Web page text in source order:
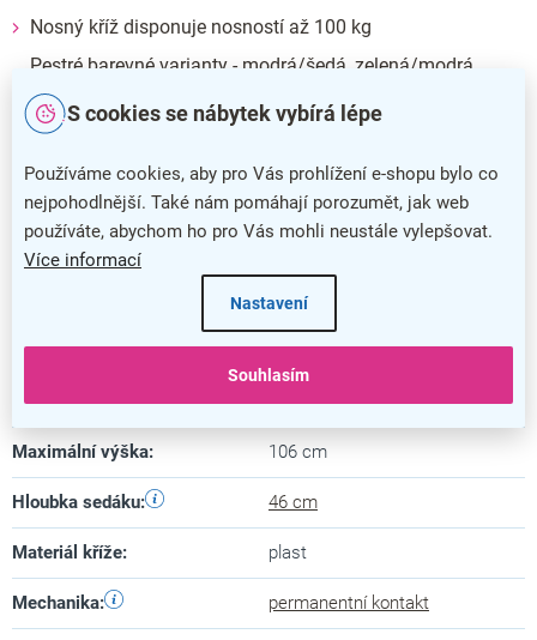
S cookies se nábytek vybírá lépe
Používáme cookies, aby pro Vás prohlížení e-shopu bylo co
nejpohodlnější. Také nám pomáhají porozumět, jak web
používáte, abychom ho pro Vás mohli neustále vylepšovat.
Více informací
Nastavení
Souhlasím
Nosný kříž disponuje nosností až 100 kg
Pestré barevné varianty - modrá/šedá, zelená/modrá,
růžová/fialová a fialová/šedá
Doplňkové parametry
Kategorie: Dětské židle
Barva
5 let
Nosnost: 100 kg
Minimální výška: 84 cm
Maximální výška: 106 cm
Hloubka sedáku: 46 cm
Materiál kříže: plast
Mechanika: permanentní kontakt